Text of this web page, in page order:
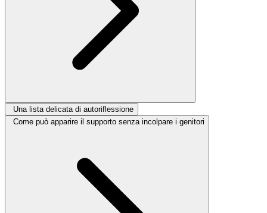
Una lista delicata di autoriflessione
Come può apparire il supporto senza incolpare i genitori